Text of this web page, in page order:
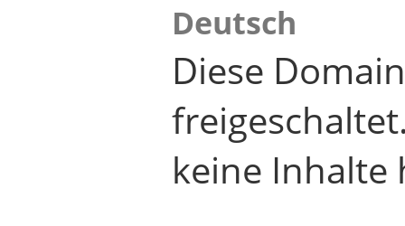
Deutsch
Diese
keine Inhalte